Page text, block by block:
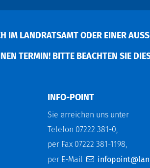
IM LANDRATSAMT ODER EINER
TERMIN! BITTE BEACHTEN SIE DIES
INFO-POINT
Sie erreichen uns unter
Telefon 07222 381-0,
per Fax 07222 381-1198,
per E-Mail